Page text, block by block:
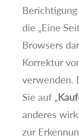
die „Eine
Browsers
Korrektur
verwenden.
Sie auf „
anderes
zur